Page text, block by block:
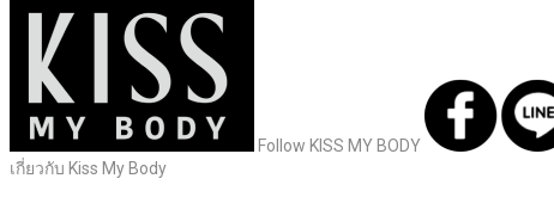
Follow KISS MY BODY
เกี่ยวกับ Kiss My Body